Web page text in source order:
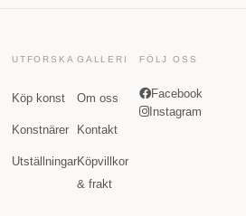
UTFORSKA
Köp konst
Konstnärer
Utställningar
GALLERI
Om oss
Kontakt
Köpvillkor
& frakt
FÖLJ OSS
Facebook
Instagram